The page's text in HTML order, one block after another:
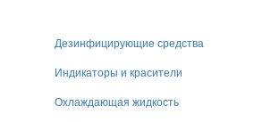
Дезинфицирующие средства
Индикаторы и красители
Охлаждающая жидкость